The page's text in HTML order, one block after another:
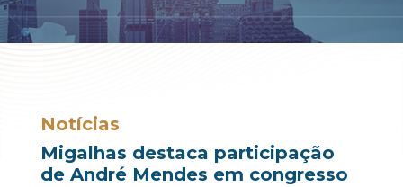
Notícias
Migalhas destaca participação
de André Mendes em congresso